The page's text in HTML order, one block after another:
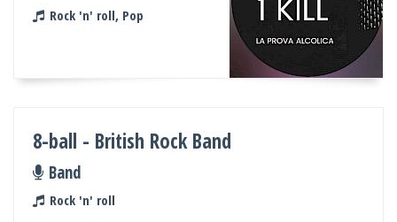
Rock 'n' roll, Pop
8-ball - British Rock Band
Band
Rock 'n' roll